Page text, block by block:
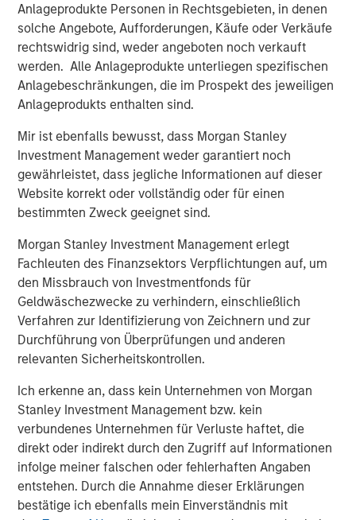
Anlageprodukte Personen in Rechtsgebieten, in denen
solche Angebote, Aufforderungen, Käufe oder Verkäufe
rechtswidrig sind, weder angeboten noch verkauft
werden. Alle Anlageprodukte unterliegen spezifischen
Anlagebeschränkungen, die im Prospekt des jeweiligen
Anlageprodukts enthalten sind.
Mir ist ebenfalls bewusst, dass Morgan Stanley
Investment Management weder garantiert noch
gewährleistet, dass jegliche Informationen auf dieser
Website korrekt oder vollständig oder für einen
bestimmten Zweck geeignet sind.
Morgan Stanley Investment Management erlegt
Fachleuten des Finanzsektors Verpflichtungen auf, um
den Missbrauch von Investmentfonds für
Geldwäschezwecke zu verhindern, einschließlich
Verfahren zur Identifizierung von Zeichnern und zur
Durchführung von Überprüfungen und anderen
relevanten Sicherheitskontrollen.
Ich erkenne an, dass kein Unternehmen von Morgan
Stanley Investment Management bzw. kein
verbundenes Unternehmen für Verluste haftet, die
direkt oder indirekt durch den Zugriff auf Informationen
infolge meiner falschen oder fehlerhaften Angaben
entstehen. Durch die Annahme dieser Erklärungen
bestätige ich ebenfalls mein Einverständnis mit
products provide essential macronutrients and
micronutrients in convenient, plant‑based formats. With a
predominantly direct‑to‑consumer model and
best‑in‑class digital capabilities, Huel has developed a
highly engaged community and strong brand advocacy.
Its portfolio is designed to deliver sustainable, accessible
About Danone
Danone is a leading global food and beverage company
operating in three health-focused, fast-growing and on-
trend Categories: Essential Dairy & Plant-Based products,
Waters and Specialized Nutrition. With a long-standing
mission of bringing health through food to as many
people as possible, Danone aims to inspire healthier and
more sustainable eating and drinking practices while
committing to achieve measurable nutritional, social,
societal and environmental impact. Danone has defined
its Renew strategy to restore growth, competitiveness,
employees, and products sold in over 120 markets,
Danone generated €27.3 billion in sales in 2025. Danone’s
portfolio includes leading international brands (Actimel,
Activia, Alpro, Aptamil, Danette, Danio, Danonino, evian,
Nutricia, Nutrilon, Volvic, among others) as well as strong
local and regional brands (including AQUA, Blédina,
Bonafont, Cow & Gate, Mizone, Oikos and Silk). Listed on